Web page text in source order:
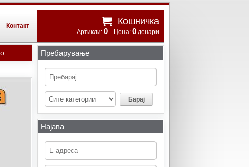
Кошничка
Артикли: 0 Цена: 0 денари
Контакт
Пребарување
Најава